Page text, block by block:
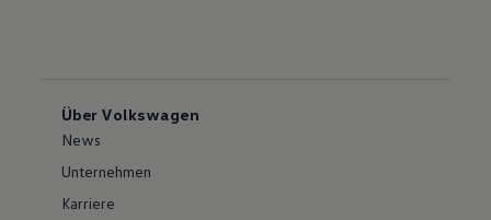
Über Volkswagen
News
Unternehmen
Karriere